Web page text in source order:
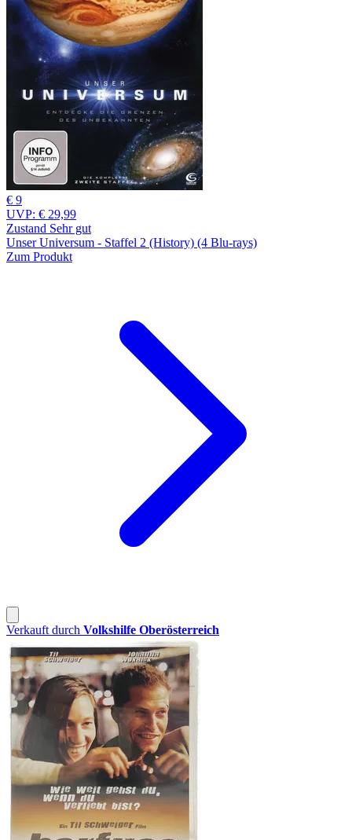
€ 9
UVP: € 29,99
Zustand Sehr gut
Unser Universum - Staffel 2 (History) (4 Blu-rays)
Zum Produkt
Verkauft durch Volkshilfe Oberösterreich